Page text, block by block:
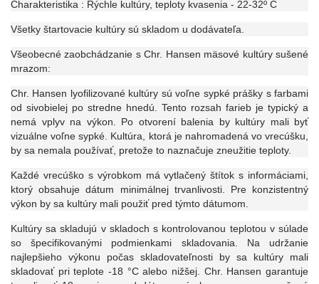
Charakteristika : Rýchle kultúry, teploty kvasenia - 22-32º C
Všetky štartovacie kultúry sú skladom u dodávateľa.
Všeobecné zaobchádzanie s Chr. Hansen mäsové kultúry sušené
mrazom:
Chr. Hansen lyofilizované kultúry sú voľne sypké prášky s farbami
od sivobielej po stredne hnedú. Tento rozsah farieb je typický a
nemá vplyv na výkon. Po otvorení balenia by kultúry mali byť
vizuálne voľne sypké. Kultúra, ktorá je nahromadená vo vrecúšku,
by sa nemala používať, pretože to naznačuje zneužitie teploty.
Každé vrecúško s výrobkom má vytlačený štítok s informáciami,
ktorý obsahuje dátum minimálnej trvanlivosti. Pre konzistentný
výkon by sa kultúry mali použiť pred týmto dátumom.
Kultúry sa skladujú v skladoch s kontrolovanou teplotou v súlade
so špecifikovanými podmienkami skladovania. Na udržanie
najlepšieho výkonu počas skladovateľnosti by sa kultúry mali
skladovať pri teplote -18 °C alebo nižšej. Chr. Hansen garantuje